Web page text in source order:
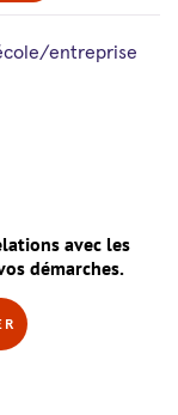
entreprise
avec les
démarches.